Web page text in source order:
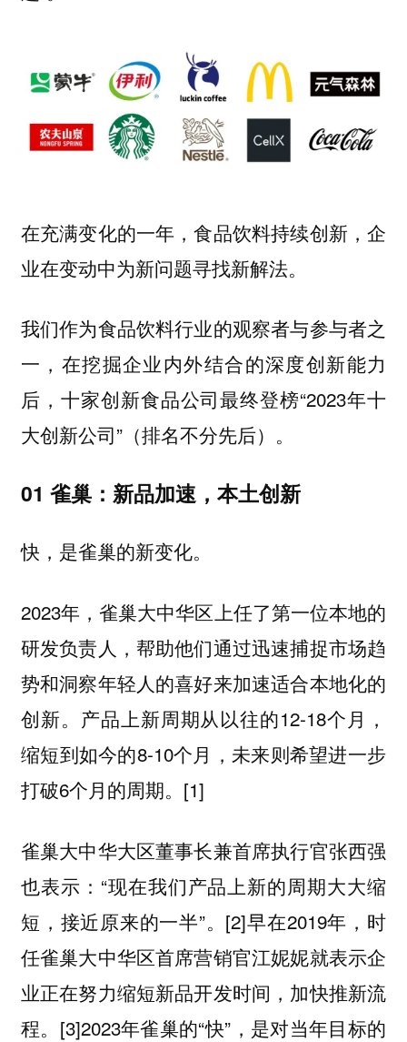
在充满变化的一年，食品饮料持续创新，企
业在变动中为新问题寻找新解法。
我们作为食品饮料行业的观察者与参与者之
一，在挖掘企业内外结合的深度创新能力
后，十家创新食品公司最终登榜“2023年十
大创新公司”（排名不分先后）。
01 雀巢：新品加速，本土创新
快，是雀巢的新变化。
2023年，雀巢大中华区上任了第一位本地的
研发负责人，帮助他们通过迅速捕捉市场趋
势和洞察年轻人的喜好来加速适合本地化的
创新。产品上新周期从以往的12-18个月，
缩短到如今的8-10个月，未来则希望进一步
打破6个月的周期。[1]
雀巢大中华大区董事长兼首席执行官张西强
也表示：“现在我们产品上新的周期大大缩
短，接近原来的一半”。[2]早在2019年，时
任雀巢大中华区首席营销官江妮妮就表示企
业正在努力缩短新品开发时间，加快推新流
程。[3]2023年雀巢的“快”，是对当年目标的